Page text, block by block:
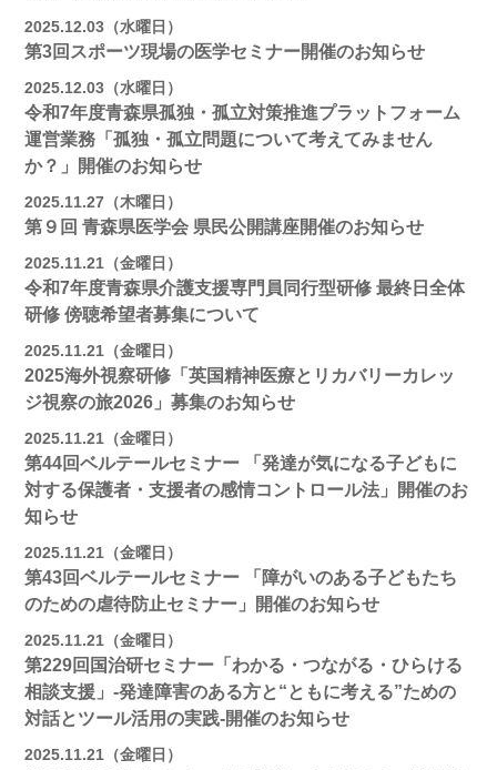
2025.12.03（水曜日）
第3回スポーツ現場の医学セミナー開催のお知らせ
2025.12.03（水曜日）
令和7年度青森県孤独・孤立対策推進プラットフォーム
運営業務「孤独・孤立問題について考えてみません
か？」開催のお知らせ
2025.11.27（木曜日）
第９回 青森県医学会 県民公開講座開催のお知らせ
2025.11.21（金曜日）
令和7年度青森県介護支援専門員同行型研修 最終日全体
研修 傍聴希望者募集について
2025.11.21（金曜日）
2025海外視察研修「英国精神医療とリカバリーカレッ
ジ視察の旅2026」募集のお知らせ
2025.11.21（金曜日）
第44回ベルテールセミナー 「発達が気になる子どもに
対する保護者・支援者の感情コントロール法」開催のお
知らせ
2025.11.21（金曜日）
第43回ベルテールセミナー 「障がいのある子どもたち
のための虐待防止セミナー」開催のお知らせ
2025.11.21（金曜日）
第229回国治研セミナー「わかる・つながる・ひらける
相談支援」-発達障害のある方と“ともに考える”ための
対話とツール活用の実践-開催のお知らせ
2025.11.21（金曜日）